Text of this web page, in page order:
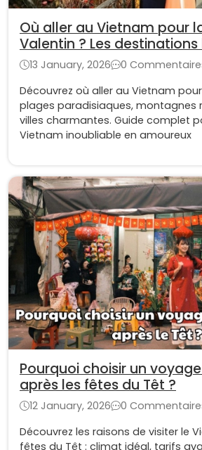
Où aller au Vietnam pour
Valentin ? Les destinations
romantiques
13 January, 2026
0
Découvrez où aller au Vietnam
plages paradisiaques, montagnes
villes charmantes. Guide complet
Vietnam inoubliable en amoureux
Pourquoi choisir un
après les fêtes du Têt ?
12 January, 2026
0
Découvrez les raisons de visiter le
fêtes du Têt : climat idéal, tarifs